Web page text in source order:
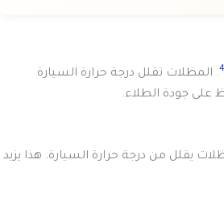
4. المظلات تقلل درجة حرارة السيارة
على جودة الطلاء.
يقلل من درجة حرارة السيارة. هذا يزيد